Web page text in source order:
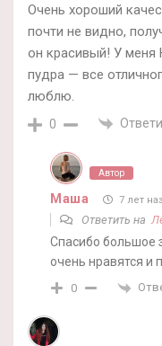
Очень хороший
почти не видно,
он красивый! У меня
пудра — все
люблю.
0
Автор
Маша 7 лет
Ответить на
Спасибо большое
очень нравятся и
0